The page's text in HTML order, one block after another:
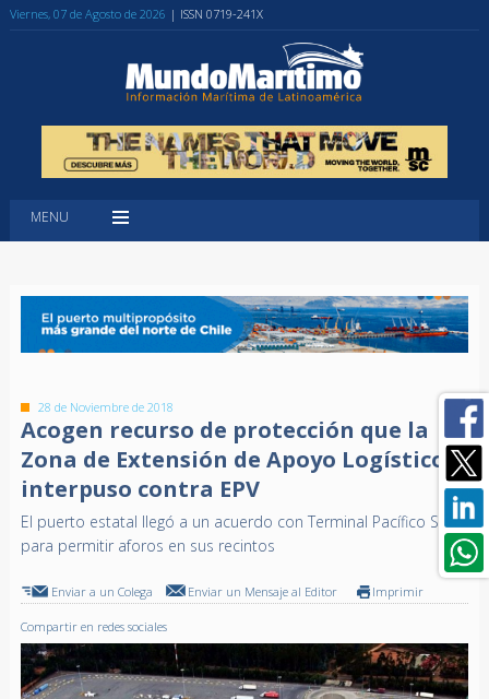
Viernes, 07 de Agosto de 2026 | ISSN 0719-241X
MENU
28 de Noviembre de 2018
Acogen recurso de protección que la
Zona de Extensión de Apoyo Logístico
interpuso contra EPV
El puerto estatal llegó a un acuerdo con Terminal Pacífico Sur
para permitir aforos en sus recintos
Enviar a un Colega Enviar un Mensaje al Editor Imprimir
Compartir en redes sociales